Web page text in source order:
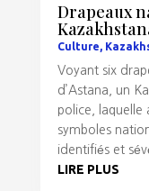
Drapeaux
Culture,
Voyant six
d’Astana, un
police, laquelle
symboles
identifiés et
LIRE PLUS